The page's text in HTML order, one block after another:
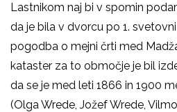
Lastnikom naj bi v spomin
da je bila v dvorcu po 1.
pogodba o mejni črti med
kataster za to območje je bil
da se je med leti 1866 in 1900
(Olga Wrede, Jožef Wrede,